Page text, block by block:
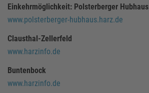
Einkehrmöglichkeit: Polsterberger Hubhaus
www.polsterberger-hubhaus.harz.de
Clausthal-Zellerfeld
www.harzinfo.de
Buntenbock
www.harzinfo.de